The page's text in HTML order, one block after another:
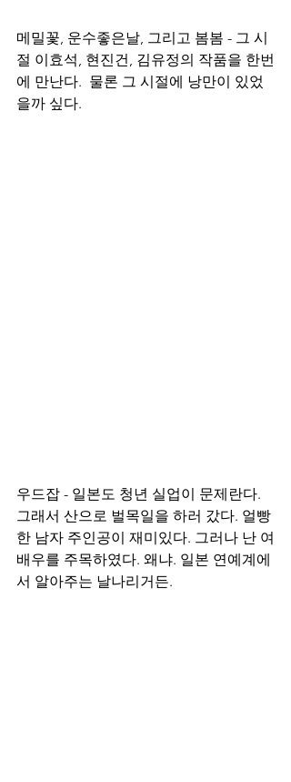
메밀꽃, 운수좋은날, 그리고 봄봄 - 그 시
절 이효석, 현진건, 김유정의 작품을 한번
에 만난다.  물론 그 시절에 낭만이 있었
을까 싶다.
우드잡 - 일본도 청년 실업이 문제란다.
그래서 산으로 벌목일을 하러 갔다. 얼빵
한 남자 주인공이 재미있다. 그러나 난 여
배우를 주목하였다. 왜냐. 일본 연예계에
서 알아주는 날나리거든.